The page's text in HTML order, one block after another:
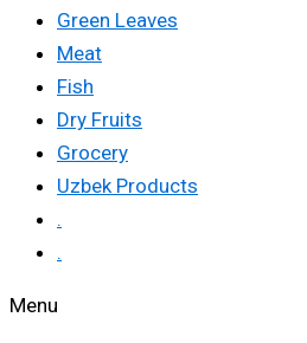
Green Leaves
Meat
Fish
Dry Fruits
Grocery
Uzbek Products
.
.
Menu